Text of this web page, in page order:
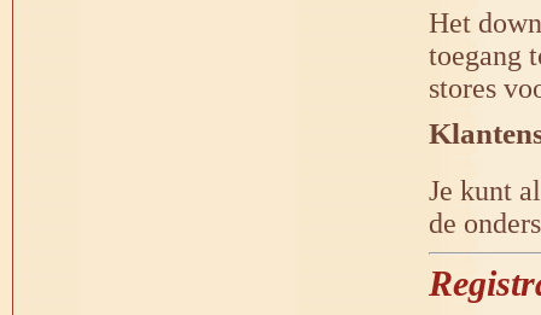
Het
toegang
stores
Je kunt
de